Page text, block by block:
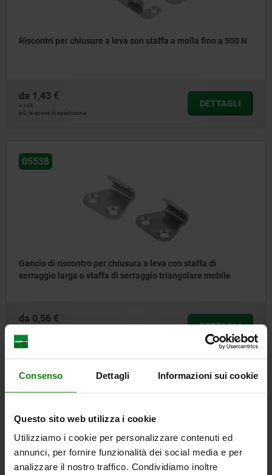
Consenso Dettagli Informazioni sui cookie
Questo sito web utilizza i cookie
Utilizziamo i cookie per personalizzare contenuti ed
annunci, per fornire funzionalità dei social media e per
analizzare il nostro traffico. Condividiamo inoltre
Riscontri per chiusure a leva con staffa a molla fino a 500 N
da 1,43 €
+ IVA
più le spese di spedizione
DETTAGLI
05538
Gancio di riscontro per chiusura a leva con staffa di
serraggio larga o staffa di serraggio triangolare mobile
da 0,56 €
più le spese di spedizione
DETTAGLI